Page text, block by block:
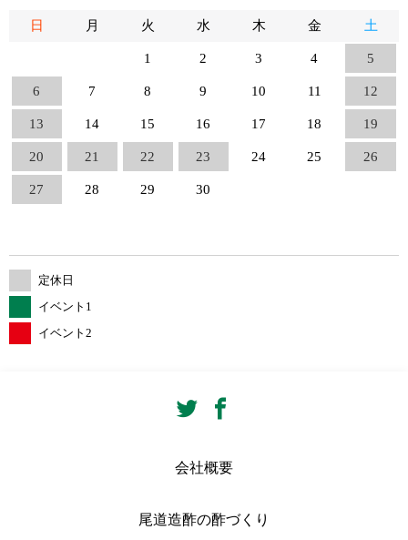
日 月 火 水 木 金 土
1 2 3 4 5
6 7 8 9 10 11 12
13 14 15 16 17 18 19
20 21 22 23 24 25 26
27 28 29 30
定休日
イベント1
イベント2
会社概要
尾道造酢の酢づくり